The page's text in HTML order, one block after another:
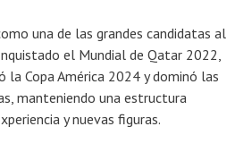
una de las grandes candidatas al
el Mundial de Qatar 2022,
la Copa América 2024 y dominó las
manteniendo una estructura
y nuevas figuras.